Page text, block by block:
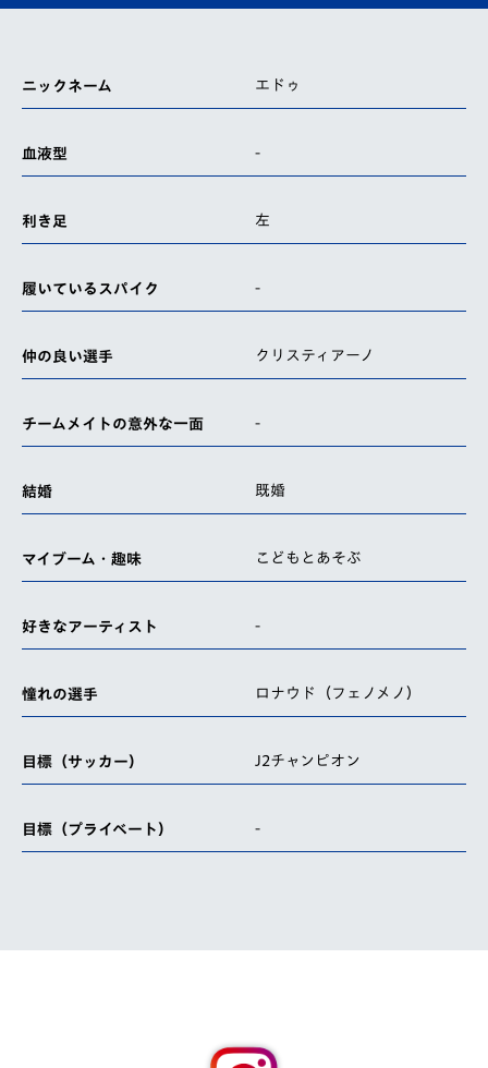
ニックネーム エドゥ
血液型 -
利き足 左
履いているスパイク -
仲の良い選手 クリスティアーノ
チームメイトの意外な一面 -
結婚 既婚
マイブーム・趣味 こどもとあそぶ
好きなアーティスト -
憧れの選手 ロナウド（フェノメノ）
目標（サッカー） J2チャンピオン
目標（プライベート） -